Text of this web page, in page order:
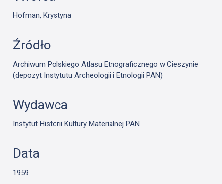
Hofman, Krystyna
Źródło
Archiwum Polskiego Atlasu Etnograficznego w Cieszynie
(depozyt Instytutu Archeologii i Etnologii PAN)
Wydawca
Instytut Historii Kultury Materialnej PAN
Data
1959